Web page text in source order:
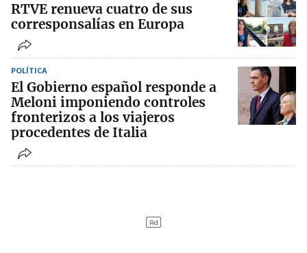
RTVE renueva cuatro de sus
corresponsalías en Europa
POLÍTICA
El Gobierno español responde a
Meloni imponiendo controles
fronterizos a los viajeros
procedentes de Italia